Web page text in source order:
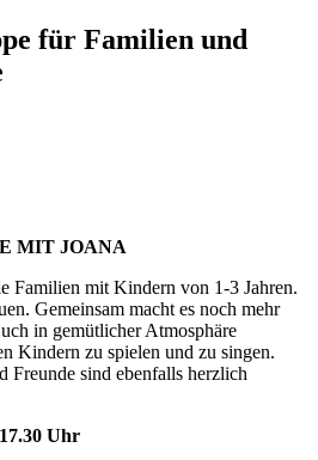
für Familien und
MIT JOANA
Familien mit Kindern von 1-3 Jahren.
Gemeinsam macht es noch mehr
in gemütlicher Atmosphäre
Kindern zu spielen und zu singen.
Freunde sind ebenfalls herzlich
Uhr